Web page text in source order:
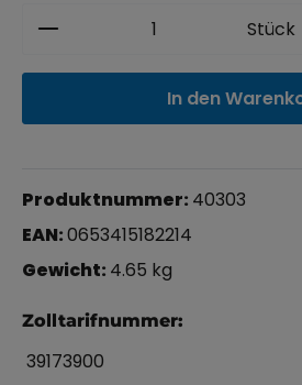
Produkt Anzahl: Gib
Stück
In den
Produktnummer: 40303
EAN:0653415182214
Gewicht: 4.65 kg
Zolltarifnummer:
39173900